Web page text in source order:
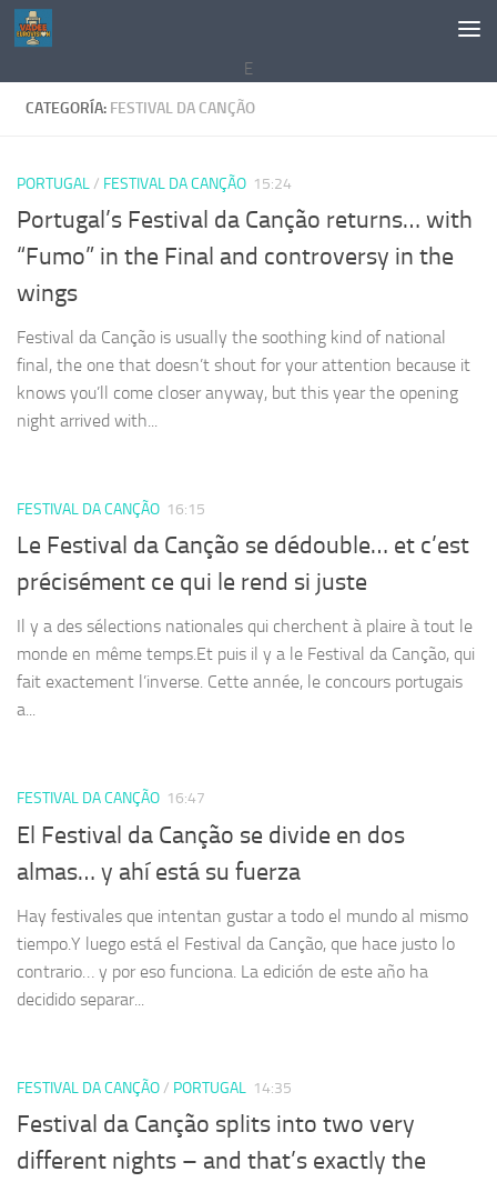
Saltar al contenido
E
CATEGORÍA: FESTIVAL DA CANÇÃO
PORTUGAL/ FESTIVAL DA CANÇÃO 15:24
Portugal’s Festival da Canção returns… with
“Fumo” in the Final and controversy in the
wings
Festival da Canção is usually the soothing kind of national
final, the one that doesn’t shout for your attention because it
knows you’ll come closer anyway, but this year the opening
night arrived with...
FESTIVAL DA CANÇÃO 16:15
Le Festival da Canção se dédouble… et c’est
précisément ce qui le rend si juste
Il y a des sélections nationales qui cherchent à plaire à tout le
monde en même temps.Et puis il y a le Festival da Canção, qui
fait exactement l’inverse. Cette année, le concours portugais
a...
FESTIVAL DA CANÇÃO 16:47
El Festival da Canção se divide en dos
almas… y ahí está su fuerza
Hay festivales que intentan gustar a todo el mundo al mismo
tiempo.Y luego está el Festival da Canção, que hace justo lo
contrario… y por eso funciona. La edición de este año ha
decidido separar...
FESTIVAL DA CANÇÃO/ PORTUGAL 14:35
Festival da Canção splits into two very
different nights – and that’s exactly the